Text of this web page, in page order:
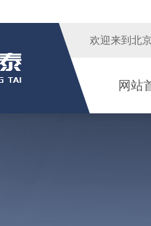
欢迎来到 北
网站